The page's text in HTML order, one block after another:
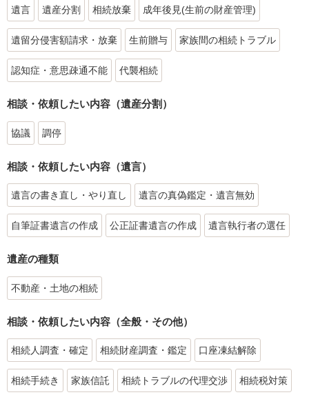
遺言 遺産分割 相続放棄 成年後見(生前の財産管理)
遺留分侵害額請求・放棄 生前贈与 家族間の相続トラブル
認知症・意思疎通不能 代襲相続
相談・依頼したい内容（遺産分割）
協議 調停
相談・依頼したい内容（遺言）
遺言の書き直し・やり直し 遺言の真偽鑑定・遺言無効
自筆証書遺言の作成 公正証書遺言の作成 遺言執行者の選任
遺産の種類
不動産・土地の相続
相談・依頼したい内容（全般・その他）
相続人調査・確定 相続財産調査・鑑定 口座凍結解除
相続手続き 家族信託 相続トラブルの代理交渉 相続税対策